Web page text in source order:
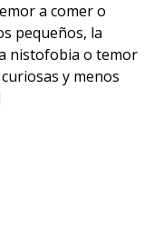
a comer o
pequeños, la
nistofobia o temor
y menos